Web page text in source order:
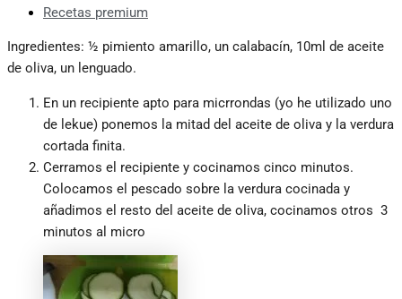
Recetas premium
Ingredientes: ½ pimiento amarillo, un calabacín, 10ml de aceite
de oliva, un lenguado.
En un recipiente apto para micrrondas (yo he utilizado uno
de lekue) ponemos la mitad del aceite de oliva y la verdura
cortada finita.
Cerramos el recipiente y cocinamos cinco minutos.
Colocamos el pescado sobre la verdura cocinada y
añadimos el resto del aceite de oliva, cocinamos otros 3
minutos al micro